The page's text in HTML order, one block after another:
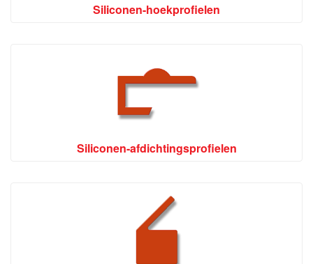
Siliconen-hoekprofielen
Siliconen-afdichtingsprofielen